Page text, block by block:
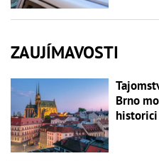
ZAUJÍMAVOSTI
Brno